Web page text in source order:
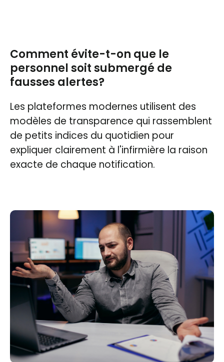
Comment évite-t-on que le
personnel soit submergé de
fausses alertes?
Les plateformes modernes utilisent des
modèles de transparence qui rassemblent
de petits indices du quotidien pour
expliquer clairement à l'infirmière la raison
exacte de chaque notification.